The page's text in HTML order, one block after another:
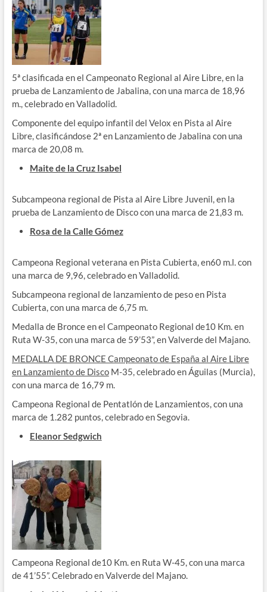
5ª clasificada en el Campeonato Regional al Aire Libre, en la
prueba de Lanzamiento de Jabalina, con una marca de 18,96
m., celebrado en Valladolid.
Componente del equipo infantil del Velox en Pista al Aire
Libre, clasificándose 2ª en Lanzamiento de Jabalina con una
marca de 20,08 m.
Maite de la Cruz Isabel
Subcampeona regional de Pista al Aire Libre Juvenil, en la
prueba de Lanzamiento de Disco con una marca de 21,83 m.
Rosa de la Calle Gómez
Campeona Regional veterana en Pista Cubierta, en60 m.l. con
una marca de 9,96, celebrado en Valladolid.
Subcampeona regional de lanzamiento de peso en Pista
Cubierta, con una marca de 6,75 m.
Medalla de Bronce en el Campeonato Regional de10 Km. en
Ruta W-35, con una marca de 59’53”, en Valverde del Majano.
MEDALLA DE BRONCE Campeonato de España al Aire Libre
en Lanzamiento de DiscoM-35, celebrado en Águilas (Murcia),
con una marca de 16,79 m.
Campeona Regional de Pentatlón de Lanzamientos, con una
marca de 1.282 puntos, celebrado en Segovia.
Eleanor Sedgwich
Campeona Regional de10 Km. en Ruta W-45, con una marca
de 41’55”. Celebrado en Valverde del Majano.